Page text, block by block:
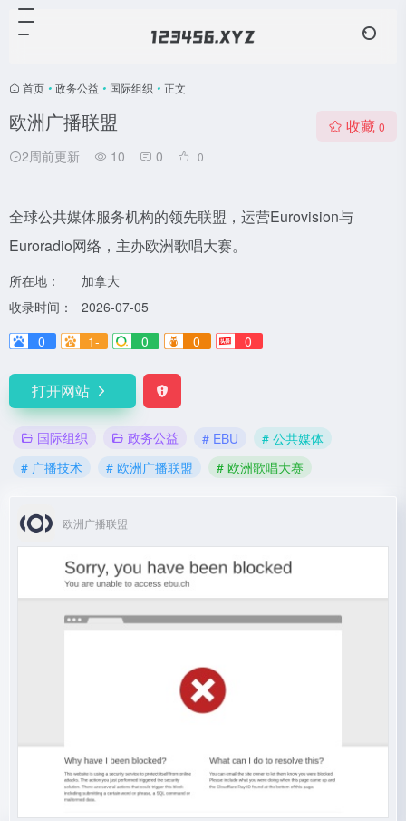
首页 • 政务公益 • 国际组织 • 正文
欧洲广播联盟
2周前更新 10 0 0
收藏 0
全球公共媒体服务机构的领先联盟，运营Eurovision与
Euroradio网络，主办欧洲歌唱大赛。
所在地：
加拿大
收录时间：
2026-07-05
0
1- 0 0 0
打开网站
国际组织 政务公益 # EBU
# 公共媒体
# 广播技术
# 欧洲广播联盟 # 欧洲歌唱大赛
欧洲广播联盟